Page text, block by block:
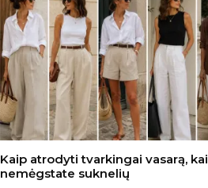
Kaip atrodyti tvarkingai vasarą, kai
nemėgstate suknelių